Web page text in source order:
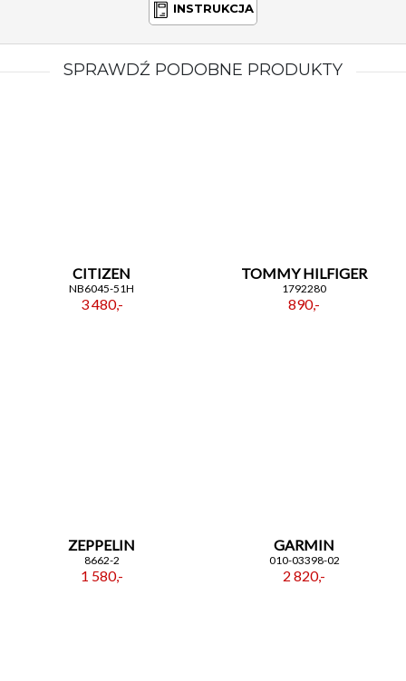
INSTRUKCJA
SPRAWDŹ PODOBNE PRODUKTY
CITIZEN
NB6045-51H
3 480,-
TOMMY HILFIGER
1792280
890,-
ZEPPELIN
8662-2
1 580,-
GARMIN
010-03398-02
2 820,-